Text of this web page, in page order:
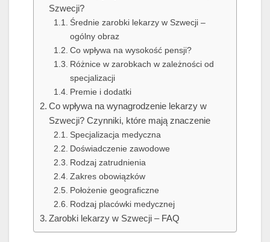
Szwecji?
Średnie zarobki lekarzy w Szwecji –
ogólny obraz
Co wpływa na wysokość pensji?
Różnice w zarobkach w zależności od
specjalizacji
Premie i dodatki
Co wpływa na wynagrodzenie lekarzy w
Szwecji? Czynniki, które mają znaczenie
Specjalizacja medyczna
Doświadczenie zawodowe
Rodzaj zatrudnienia
Zakres obowiązków
Położenie geograficzne
Rodzaj placówki medycznej
Zarobki lekarzy w Szwecji – FAQ